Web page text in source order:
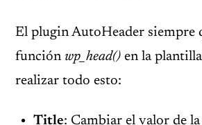
El plugin AutoHeader siempre
función wp_head() en la plantilla
realizar todo esto:
Title: Cambiar el valor de